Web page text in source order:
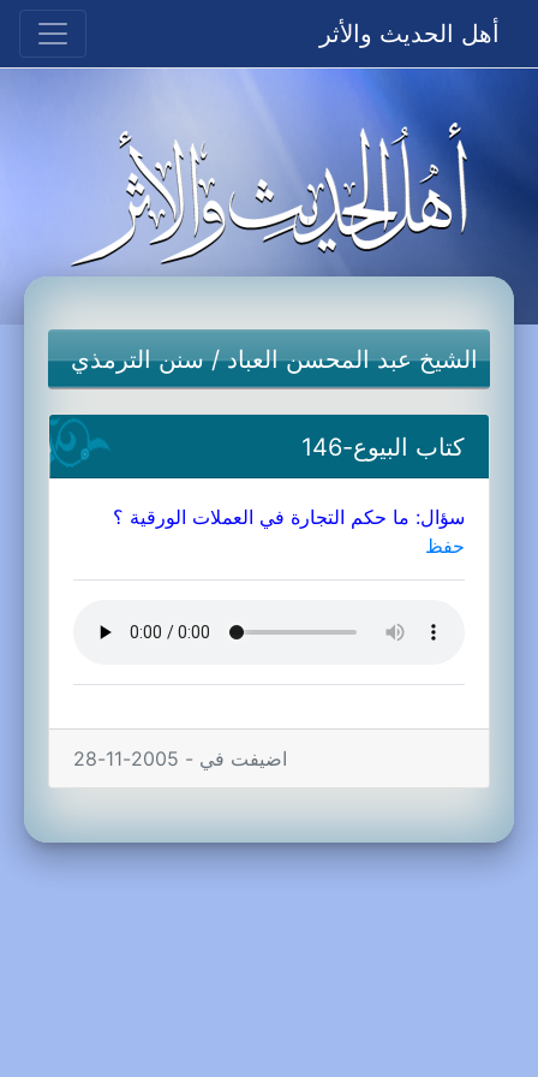
أهل الحديث والأثر
الشيخ عبد المحسن العباد/سنن الترمذي
كتاب البيوع-146
سؤال: ما حكم التجارة في العملات الورقية ؟
حفظ
اضيفت في - 2005-11-28